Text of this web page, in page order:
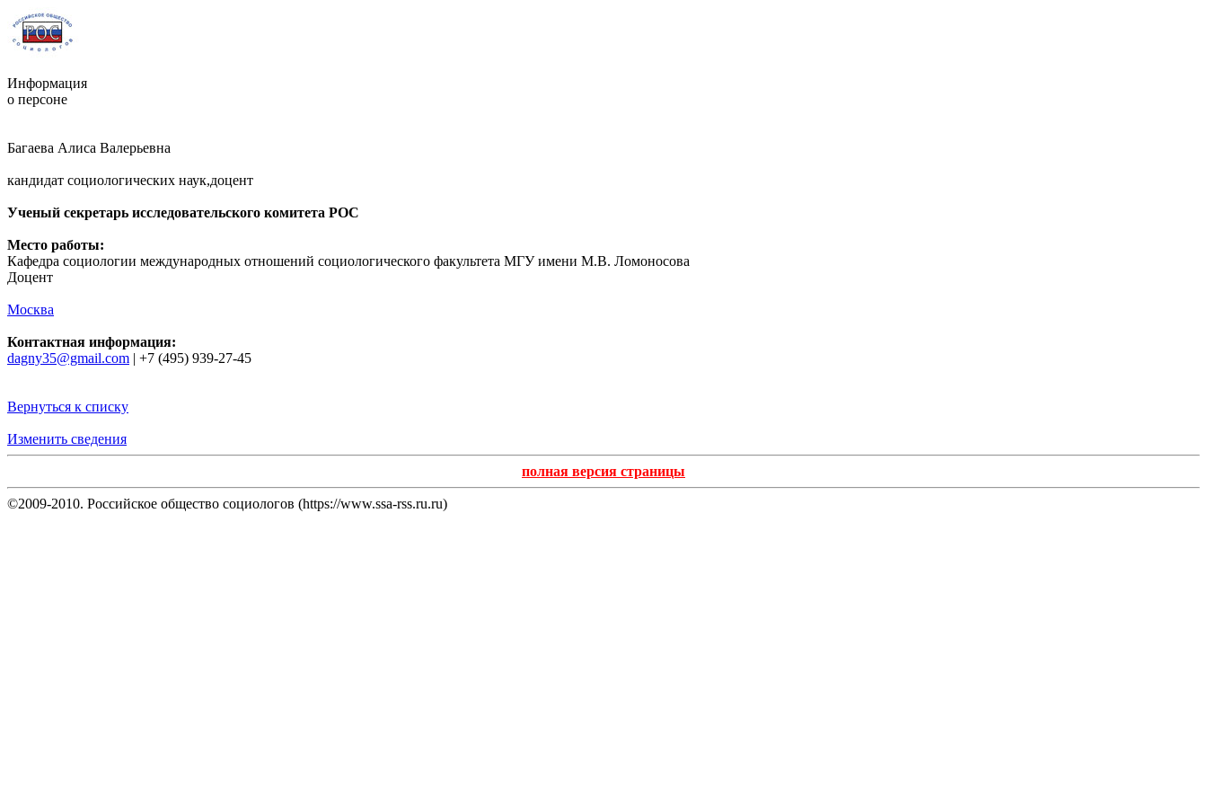
Информация
о персоне
Багаева Алиса Валерьевна
кандидат социологических наук,доцент
Ученый секретарь исследовательского комитета РОС
Место работы:
Кафедра социологии международных отношений социологического факультета МГУ имени М.В. Ломоносова
Доцент
Москва
Контактная информация:
dagny35@gmail.com | +7 (495) 939-27-45
Вернуться к списку
Изменить сведения
полная версия страницы
©2009-2010. Российское общество социологов (https://www.ssa-rss.ru.ru)